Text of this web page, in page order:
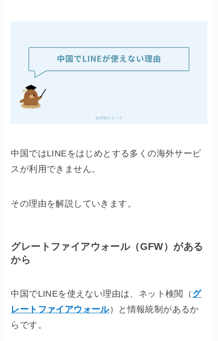
中国ではLINEをはじめとする多くの海外サービ
スが利用できません。
その理由を解説していきます。
グレートファイアウォール（GFW）がある
から
中国でLINEを使えない理由は、ネット検閲（ グ
レートファイアウォール）と情報統制があるか
らです。